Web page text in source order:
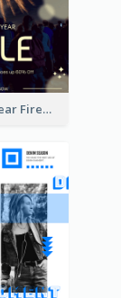
Blue New Year Firework Photo Sale Poster